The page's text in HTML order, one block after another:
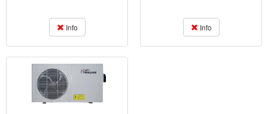
Info Info